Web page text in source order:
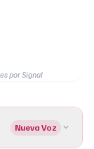
por Signal
Nueva Voz